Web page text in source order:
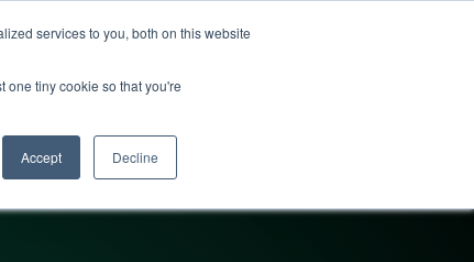
services to you, both on this website
one tiny cookie so that you're
Accept Decline
Log in Contact us